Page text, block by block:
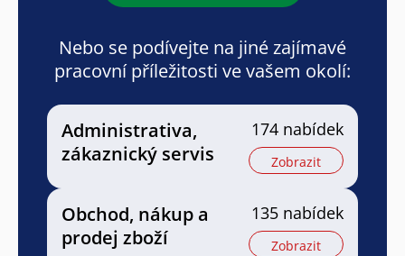
Nebo se podívejte na jiné zajímavé
pracovní příležitosti ve vašem okolí:
Administrativa,
zákaznický servis
174 nabídek
Zobrazit
Obchod, nákup a
prodej zboží
135 nabídek
Zobrazit